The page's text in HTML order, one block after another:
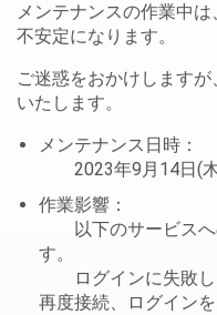
メンテナンスの作業中
不安定になります。
ご迷惑をおかけします
いたします。
メンテナンス日時：
2023年9月14日(木
作業影響：
以下のサービスへ
す。
ログインに失敗し
再度接続、ログインを